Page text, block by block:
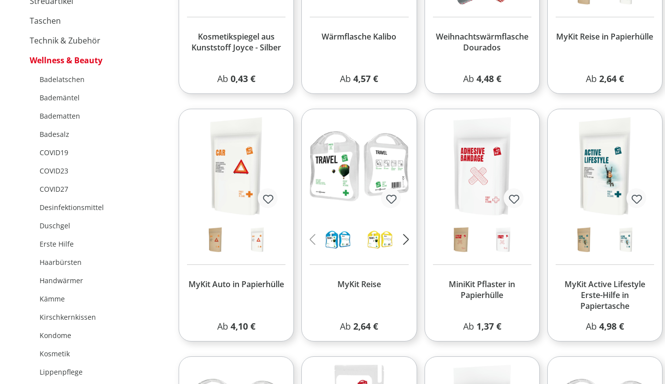
Kosmetikspiegel aus
Kunststoff Joyce - Silber
Regulärer Preis:
Ab0,43 €
Wärmflasche Kalibo
Regulärer Preis:
Ab4,57 €
Weihnachtswärmflasche
Dourados
Regulärer Preis:
Ab 4,48 €
MyKit Reise in Papierhülle
Regulärer Preis:
Ab 2,64 €
MyKit Auto in Papierhülle
Regulärer Preis:
Ab4,10 €
MyKit Reise
Regulärer Preis:
Ab2,64 €
MiniKit Pflaster in
Papierhülle
Regulärer Preis:
Ab 1,37 €
MyKit Active Lifestyle
Erste-Hilfe in
Papiertasche
Regulärer Preis:
Ab 4,98 €
Taschen
Technik & Zubehör
Wellness & Beauty
Badelatschen
Bademäntel
Badematten
Badesalz
COVID19
COVID23
COVID27
Desinfektionsmittel
Duschgel
Erste Hilfe
Haarbürsten
Handwärmer
Kämme
Kirschkernkissen
Kondome
Kosmetik
Lippenpflege